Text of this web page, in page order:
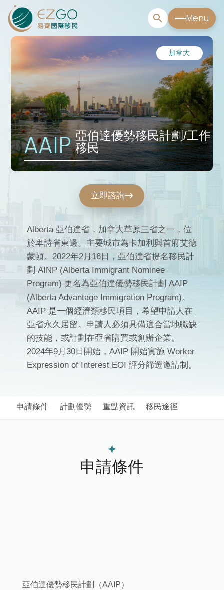
Menu
加拿大
AAIP 亞伯達優勢移民計劃/工作
移民
立即諮詢
Alberta 亞伯達省，加拿大草原三省之一，位
於卑詩省東邊。主要城市為卡加利與首府艾德
蒙頓。2022年2月16日，亞伯達省提名移民計
劃 AINP (Alberta Immigrant Nominee
Program) 更名為亞伯達優勢移民計劃 AAIP
(Alberta Advantage Immigration Program)。
AAIP 是一個經濟類移民項目，希望申請人在
亞省永久居留。申請人必須具備適合當地職缺
的技能，或計劃在亞省購買或創辦企業。
2024年9月30日開始，AAIP 開始實施 Worker
Expression of Interest EOI 評分篩選邀請制。
申請條件 計劃優勢 重點資訊 移民途徑
申請條件
亞伯達優勢移民計劃（AAIP）